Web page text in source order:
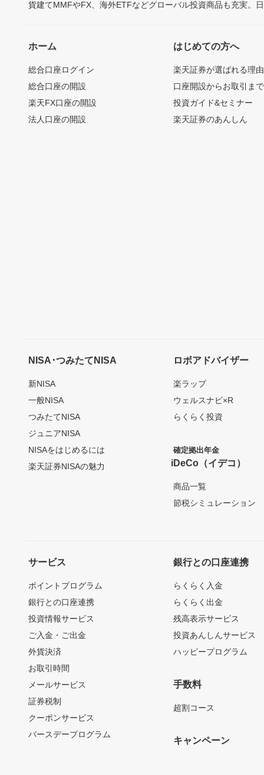
貨建てMMFやFX、海外ETFなどグローバル投資商品も充実。
ホーム
総合口座ログイン
総合口座の開設
楽天FX口座の開設
法人口座の開設
はじめての方へ
楽天証券が選ばれる理由
口座開設からお取引ま
投資ガイド&セミナー
楽天証券のあんしん
NISA･つみたてNISA
新NISA
一般NISA
つみたてNISA
ジュニアNISA
NISAをはじめるには
楽天証券NISAの魅力
ロボアドバイザー
楽ラップ
ウェルスナビ×R
らくらく投資
確定拠出年金
iDeCo（イデコ）
商品一覧
節税シミュレーション
サービス
ポイントプログラム
銀行との口座連携
投資情報サービス
ご入金・ご出金
外貨決済
お取引時間
メールサービス
証券税制
クーポンサービス
バースデープログラム
銀行との口座連携
らくらく入金
らくらく出金
残高表示サービス
投資あんしんサービス
ハッピープログラム
手数料
超割コース
キャンペーン